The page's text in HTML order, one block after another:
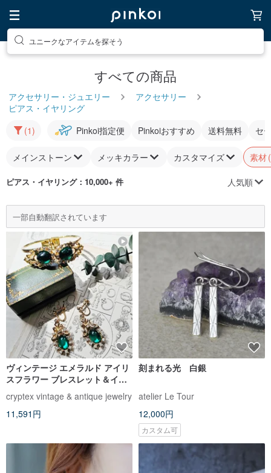
ユニークなアイテムを探そう
すべての商品
アクセサリー・ジュエリー
アクセサリー
ピアス・イヤリング
(1)
Pinkoi指定便 Pinkoiおすすめ 送料無料 セ
メインストーン メッキカラー カスタマイズ 素材
ピアス・イヤリング：10,000+ 件 人気順
一部自動翻訳されています
ヴィンテージ エメラルド アイリ
スフラワー ブレスレット＆イヤ
リングセット -【US ヴィンテー
ジジュエリー】
cryptex vintage & antique jewelry
11,591円
刻まれる光 白銀
atelier Le Tour
12,000円
カスタム可